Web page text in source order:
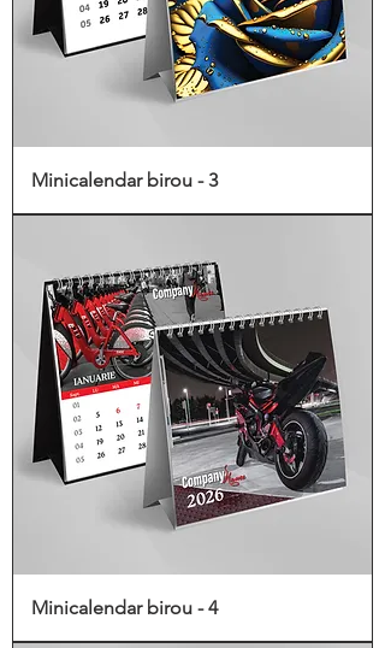
Minicalendar birou - 3
Minicalendar birou - 4